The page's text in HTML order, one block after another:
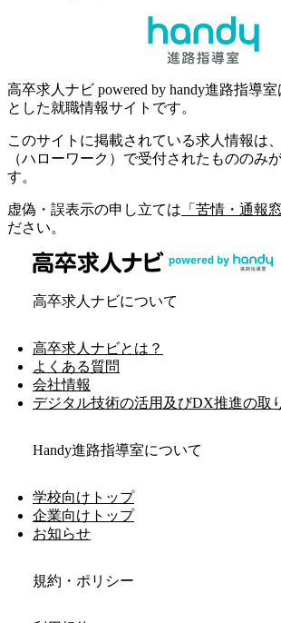
高卒求人ナビ powered by handy進路指導
とした就職情報サイトです。
このサイトに掲載されている求人情報は
（ハローワーク）で受付されたもののみ
す。
虚偽・誤表示の申し立ては 「苦情・通報
ださい。
高卒求人ナビについて
高卒求人ナビとは？
よくある質問
会社情報
デジタル技術の活用及びDX推進の取
Handy進路指導室について
学校向けトップ
企業向けトップ
お知らせ
規約・ポリシー